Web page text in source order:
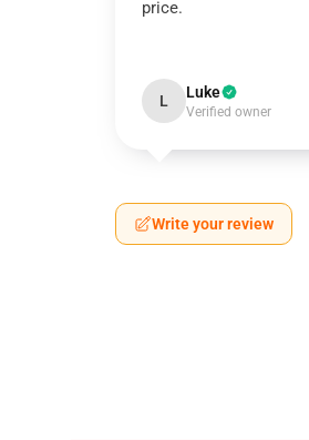
price.
L Luke
Verified owner
Write your review